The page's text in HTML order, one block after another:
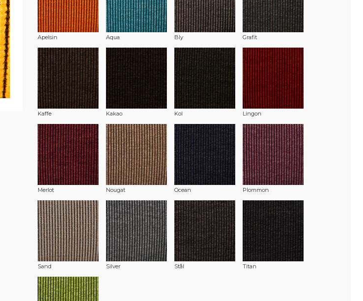
Apelsin Aqua Bly Grafit
Kaffe Kakao Kol Lingon
Merlot Nougat Ocean Plommon
Sand Silver Stål Titan